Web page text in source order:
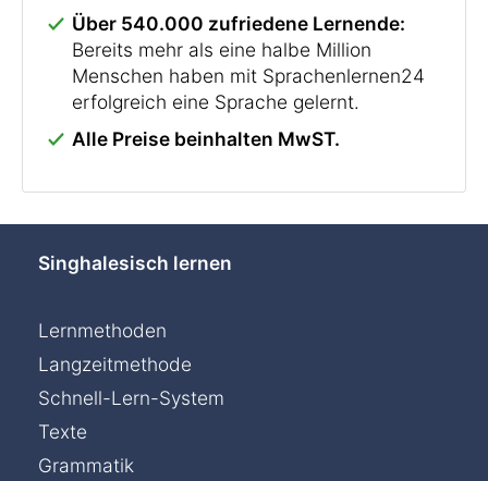
Über 540.000 zufriedene Lernende:
Bereits mehr als eine halbe Million
Menschen haben mit Sprachenlernen24
erfolgreich eine Sprache gelernt.
Alle Preise beinhalten MwST.
Singhalesisch lernen
Lernmethoden
Langzeitmethode
Schnell-Lern-System
Texte
Grammatik